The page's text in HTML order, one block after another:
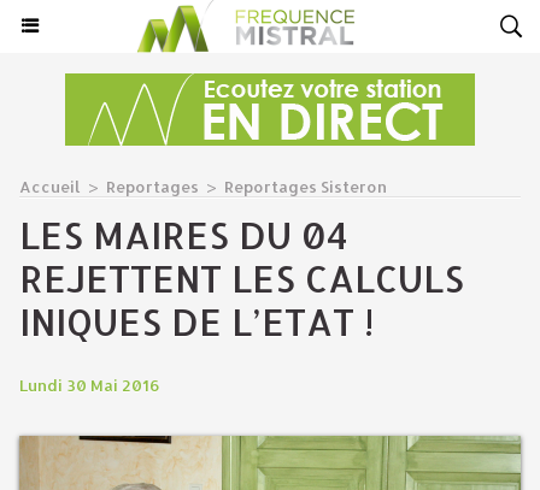
Accueil > Reportages > Reportages Sisteron
LES MAIRES DU 04
REJETTENT LES CALCULS
INIQUES DE L’ETAT !
Lundi 30 Mai 2016